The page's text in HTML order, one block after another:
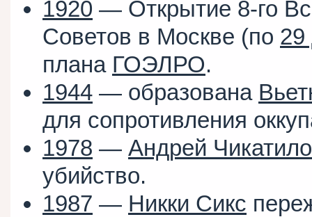
1920 — Открытие 8-го
Советов в Москве (по 29
плана ГОЭЛРО.
1944 — образована
для сопротивления
1978 — Андрей Чикатило
убийство.
1987 — Никки Сикс